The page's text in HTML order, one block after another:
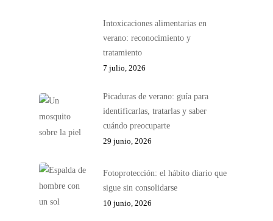
Intoxicaciones alimentarias en
verano: reconocimiento y
tratamiento
7 julio, 2026
Picaduras de verano: guía para
identificarlas, tratarlas y saber
cuándo preocuparte
29 junio, 2026
Fotoprotección: el hábito diario que
sigue sin consolidarse
10 junio, 2026